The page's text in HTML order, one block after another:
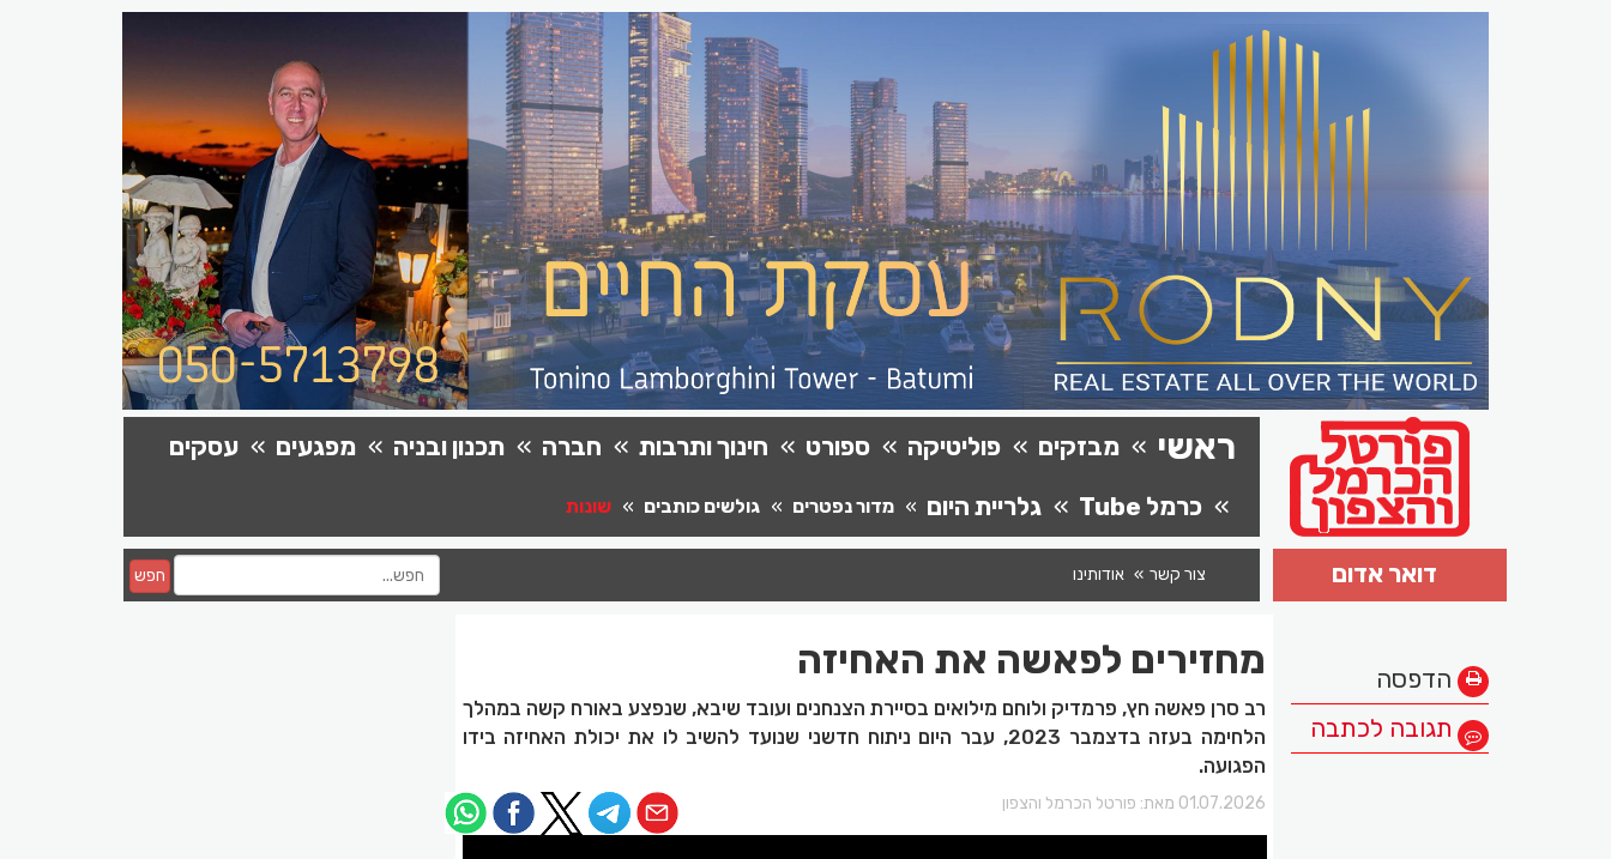
ראשי מבזקים פוליטיקה ספורט חינוך ותרבות חברה תכנון ובניה מפגעים
עסקים
כרמל Tube
גלריית היום מדור נפטרים גולשים כותבים שונות
צור קשר אודותינו חפש דואר אדום
הדפסה
תגובה לכתבה
מחזירים לפאשה את האחיזה
רב סרן פאשה חץ, פרמדיק ולוחם מילואים בסיירת הצנחנים ועובד שיבא, שנפצע באורח קשה במהלך
הלחימה בעזה בדצמבר 2023, עבר היום ניתוח חדשני שנועד להשיב לו את יכולת האחיזה בידו
הפגועה.
01.07.2026 מאת: פורטל הכרמל והצפון